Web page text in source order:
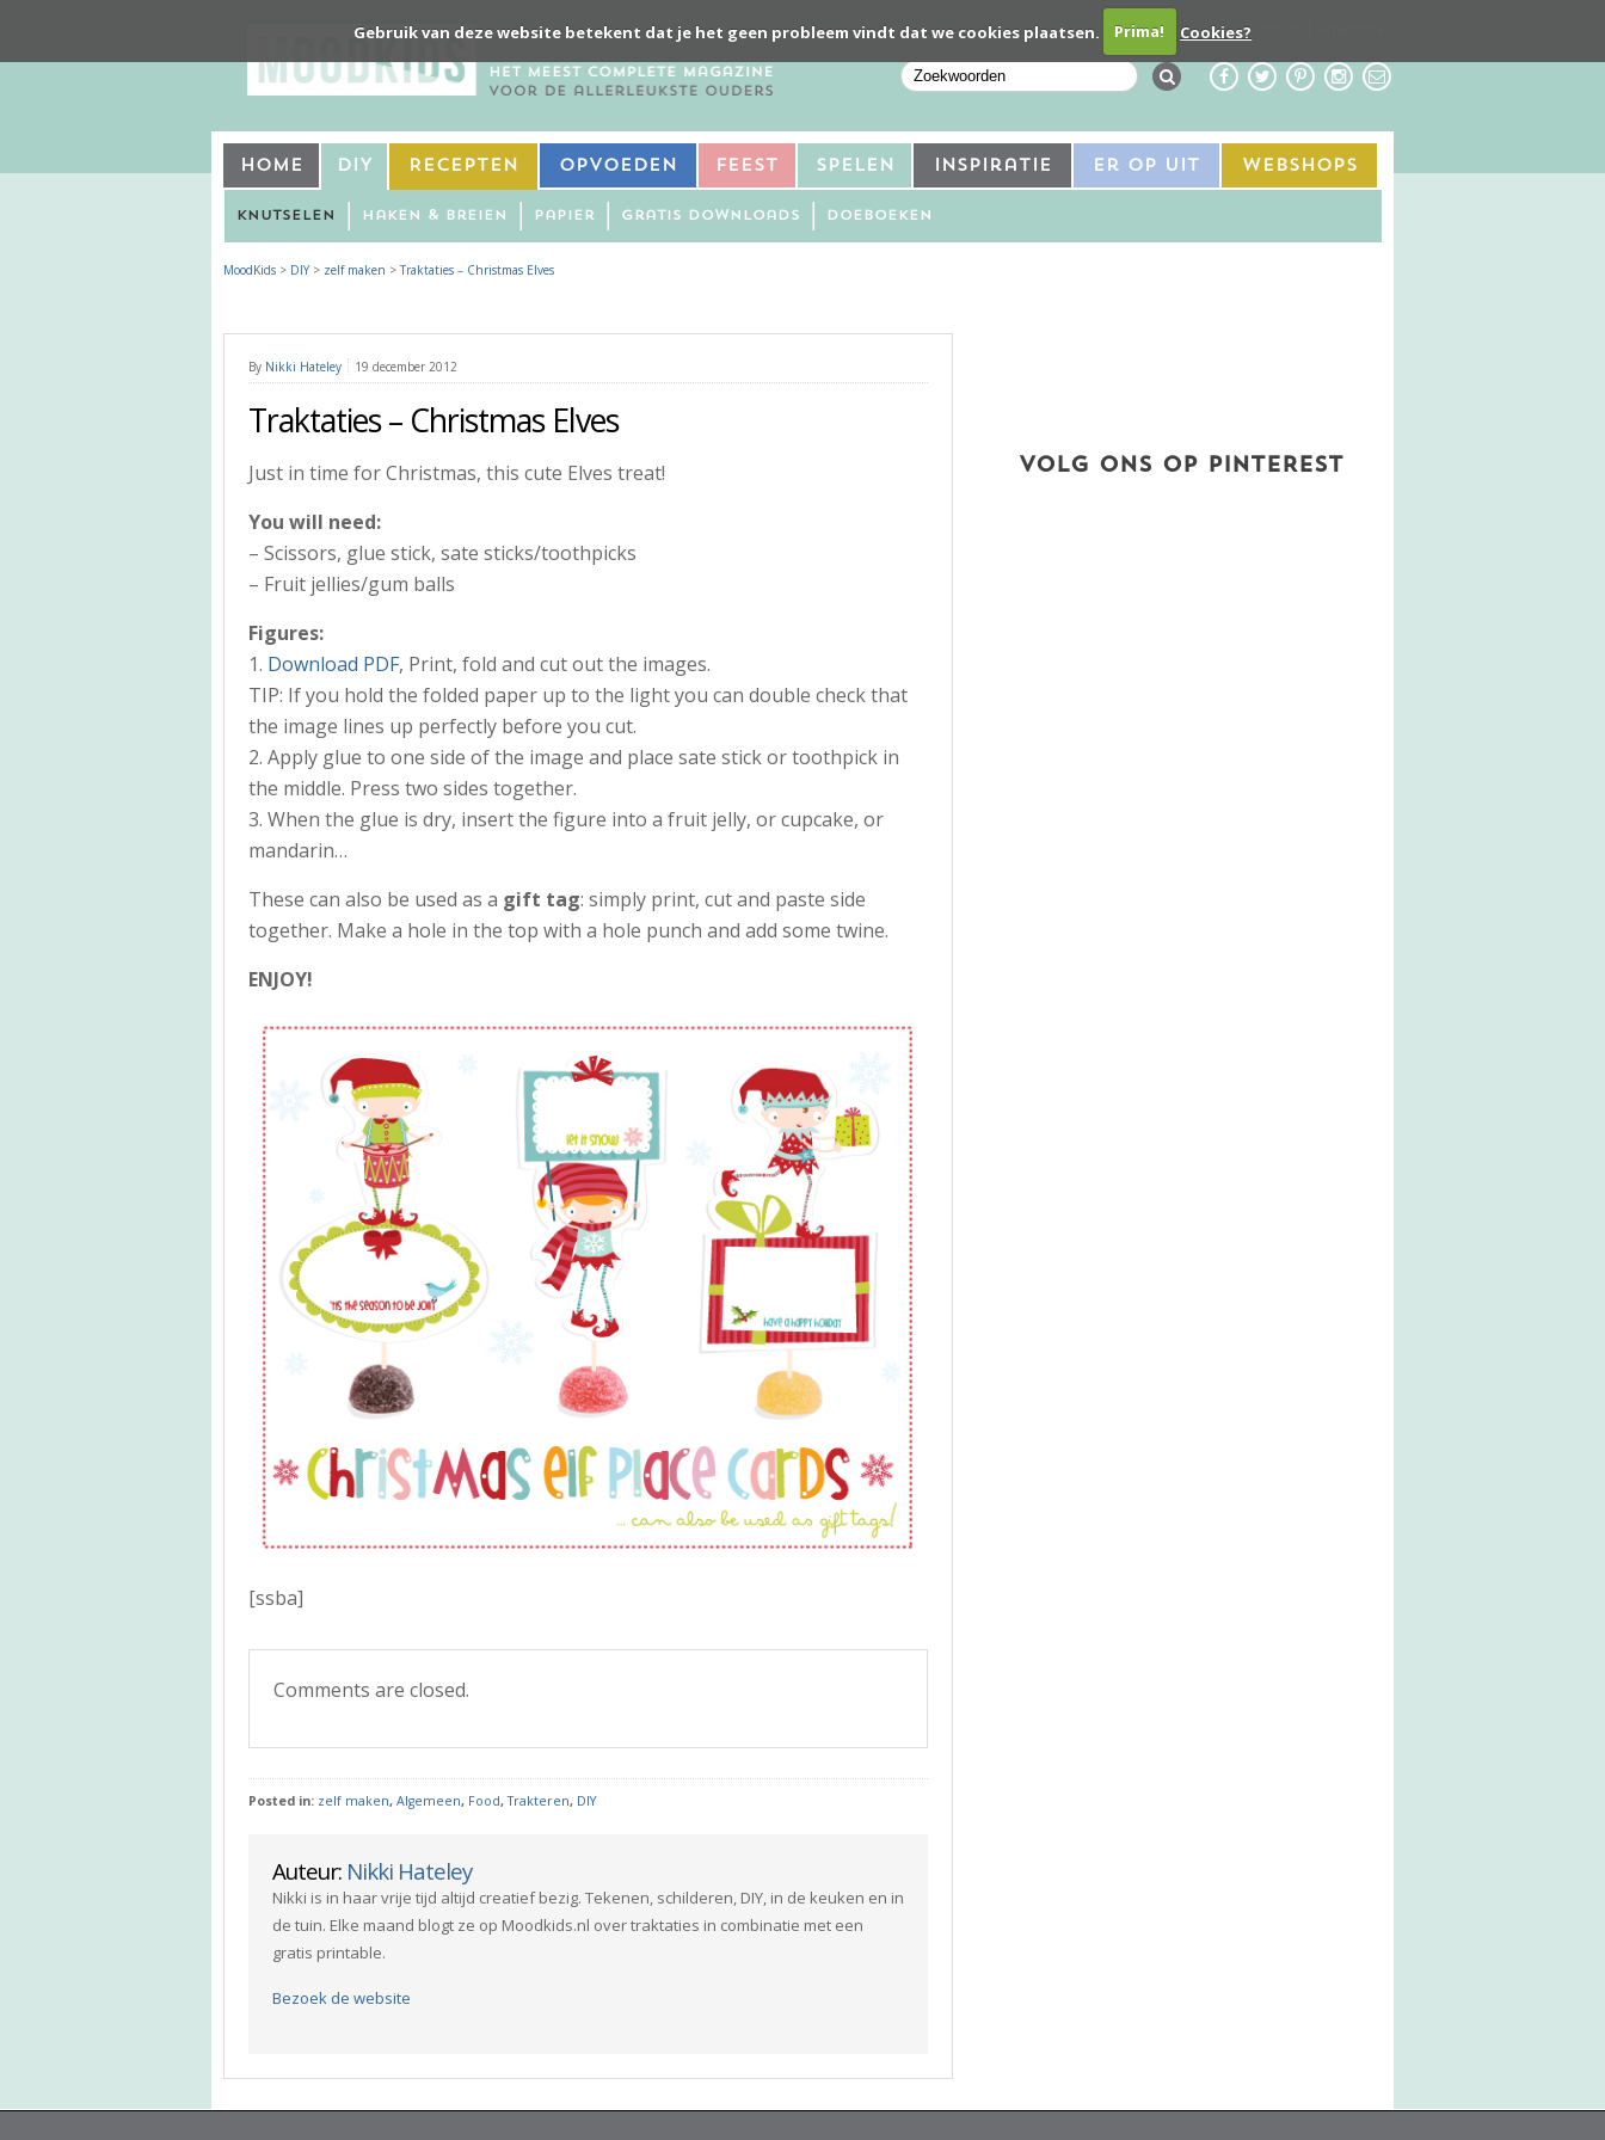
Gebruik van deze website betekent dat je het geen probleem vindt dat we cookies plaatsen. Prima! Cookies?Contact
Home DIY Recepten Opvoeden Feest Spelen Inspiratie Er Op Uit Webshops
Knutselen Haken & Breien Papier Gratis downloads Doeboeken
MoodKids > DIY > zelf maken >Traktaties – Christmas Elves
By Nikki Hateley 19 december 2012
Traktaties – Christmas Elves
Just in time for Christmas, this cute Elves treat!
You will need:
– Scissors, glue stick, sate sticks/toothpicks
– Fruit jellies/gum balls
Figures:
1. Download PDF, Print, fold and cut out the images.
TIP: If you hold the folded paper up to the light you can double check that
the image lines up perfectly before you cut.
2. Apply glue to one side of the image and place sate stick or toothpick in
the middle. Press two sides together.
3. When the glue is dry, insert the figure into a fruit jelly, or cupcake, or
mandarin…
These can also be used as a gift tag: simply print, cut and paste side
together. Make a hole in the top with a hole punch and add some twine.
ENJOY!
[ssba]
Comments are closed.
Posted in: zelf maken, Algemeen, Food,Trakteren, DIY
Auteur: Nikki Hateley
Nikki is in haar vrije tijd altijd creatief bezig. Tekenen, schilderen, DIY, in de keuken en in
de tuin. Elke maand blogt ze op Moodkids.nl over traktaties in combinatie met een
gratis printable.
Bezoek de website
VOLG ONS OP PINTEREST